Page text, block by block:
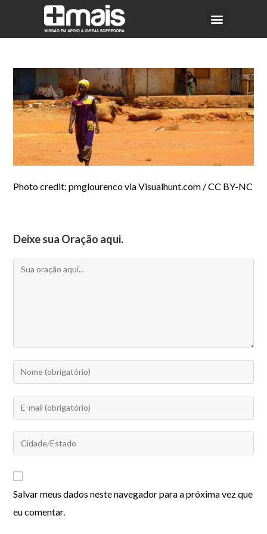
Photo credit: pmglourenco via Visualhunt.com / CC BY-NC
Deixe sua Oração aqui.
Salvar meus dados neste navegador para a próxima vez que
eu comentar.